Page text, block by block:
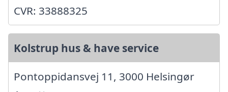
CVR: 33888325
Kolstrup hus & have service
Pontoppidansvej 11, 3000 Helsingør